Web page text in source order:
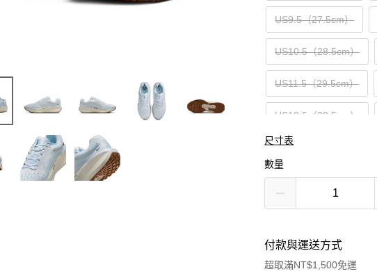
US9.5（27.5cm）
US10.5（28.5cm）
US11.5（29.5cm）
US12.5（30.5cm）
US14（32cm）
尺寸表
數量
付款與運送方式
超取滿NT$1,500免運